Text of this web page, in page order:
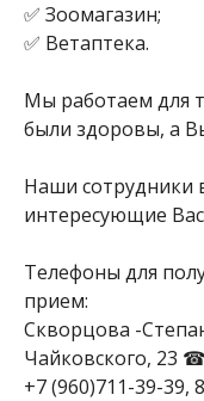
✅ Зоомагазин;
✅ Ветаптека.
Мы работаем для
были здоровы, а
Наши сотрудники
интересующие
Телефоны для
прием:
Скворцова -
Чайковского, 23 ☎
+7 (960)711-39-39,